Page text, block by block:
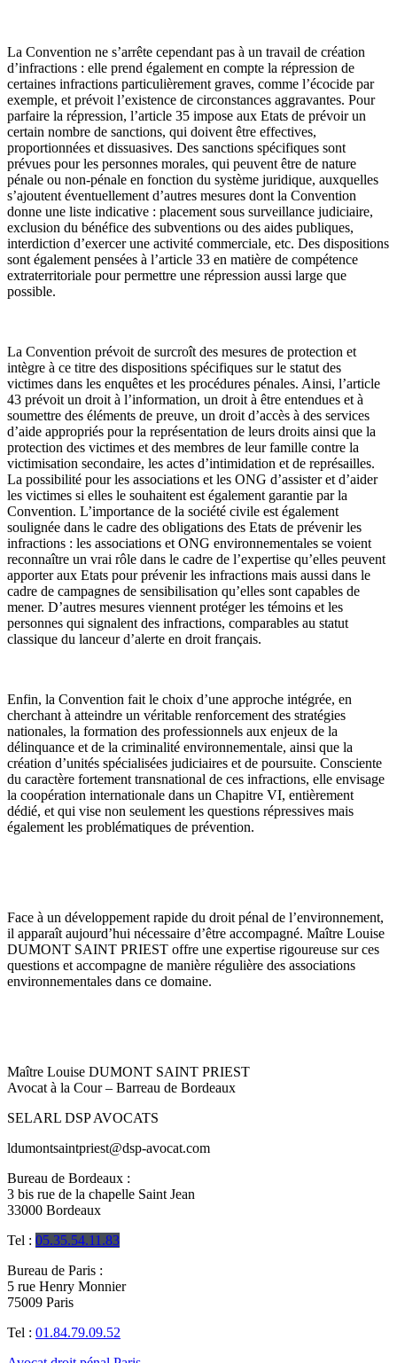
La Convention ne s’arrête cependant pas à un travail de création
d’infractions : elle prend également en compte la répression de
certaines infractions particulièrement graves, comme l’écocide par
exemple, et prévoit l’existence de circonstances aggravantes. Pour
parfaire la répression, l’article 35 impose aux Etats de prévoir un
certain nombre de sanctions, qui doivent être effectives,
proportionnées et dissuasives. Des sanctions spécifiques sont
prévues pour les personnes morales, qui peuvent être de nature
pénale ou non-pénale en fonction du système juridique, auxquelles
s’ajoutent éventuellement d’autres mesures dont la Convention
donne une liste indicative : placement sous surveillance judiciaire,
exclusion du bénéfice des subventions ou des aides publiques,
interdiction d’exercer une activité commerciale, etc. Des dispositions
sont également pensées à l’article 33 en matière de compétence
extraterritoriale pour permettre une répression aussi large que
possible.
La Convention prévoit de surcroît des mesures de protection et
intègre à ce titre des dispositions spécifiques sur le statut des
victimes dans les enquêtes et les procédures pénales. Ainsi, l’article
43 prévoit un droit à l’information, un droit à être entendues et à
soumettre des éléments de preuve, un droit d’accès à des services
d’aide appropriés pour la représentation de leurs droits ainsi que la
protection des victimes et des membres de leur famille contre la
victimisation secondaire, les actes d’intimidation et de représailles.
La possibilité pour les associations et les ONG d’assister et d’aider
les victimes si elles le souhaitent est également garantie par la
Convention. L’importance de la société civile est également
soulignée dans le cadre des obligations des Etats de prévenir les
infractions : les associations et ONG environnementales se voient
reconnaître un vrai rôle dans le cadre de l’expertise qu’elles peuvent
apporter aux Etats pour prévenir les infractions mais aussi dans le
cadre de campagnes de sensibilisation qu’elles sont capables de
mener. D’autres mesures viennent protéger les témoins et les
personnes qui signalent des infractions, comparables au statut
classique du lanceur d’alerte en droit français.
Enfin, la Convention fait le choix d’une approche intégrée, en
cherchant à atteindre un véritable renforcement des stratégies
nationales, la formation des professionnels aux enjeux de la
délinquance et de la criminalité environnementale, ainsi que la
création d’unités spécialisées judiciaires et de poursuite. Consciente
du caractère fortement transnational de ces infractions, elle envisage
la coopération internationale dans un Chapitre VI, entièrement
dédié, et qui vise non seulement les questions répressives mais
également les problématiques de prévention.
Face à un développement rapide du droit pénal de l’environnement,
il apparaît aujourd’hui nécessaire d’être accompagné. Maître Louise
DUMONT SAINT PRIEST offre une expertise rigoureuse sur ces
questions et accompagne de manière régulière des associations
environnementales dans ce domaine.
Maître Louise DUMONT SAINT PRIEST
Avocat à la Cour – Barreau de Bordeaux
SELARL DSP AVOCATS
ldumontsaintpriest@dsp-avocat.com
Bureau de Bordeaux :
3 bis rue de la chapelle Saint Jean
33000 Bordeaux
Tel : 05.35.54.11.83
Bureau de Paris :
5 rue Henry Monnier
75009 Paris
Tel : 01.84.79.09.52